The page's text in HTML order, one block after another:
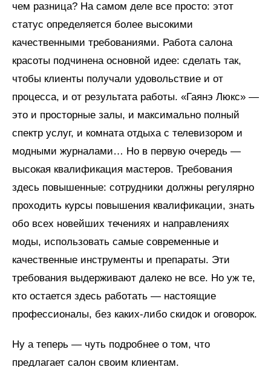
чем разница? На самом деле все просто: этот
статус определяется более высокими
качественными требованиями. Работа салона
красоты подчинена основной идее: сделать так,
чтобы клиенты получали удовольствие и от
процесса, и от результата работы. «Гаянэ Люкс» —
это и просторные залы, и максимально полный
спектр услуг, и комната отдыха с телевизором и
модными журналами… Но в первую очередь —
высокая квалификация мастеров. Требования
здесь повышенные: сотрудники должны регулярно
проходить курсы повышения квалификации, знать
обо всех новейших течениях и направлениях
моды, использовать самые современные и
качественные инструменты и препараты. Эти
требования выдерживают далеко не все. Но уж те,
кто остается здесь работать — настоящие
профессионалы, без каких-либо скидок и оговорок.
Ну а теперь — чуть подробнее о том, что
предлагает салон своим клиентам.